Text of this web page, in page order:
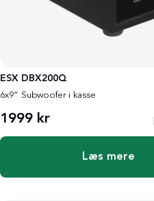
ESX DBX200Q
6x9” Subwoofer i kasse
1999 kr
Læs mere